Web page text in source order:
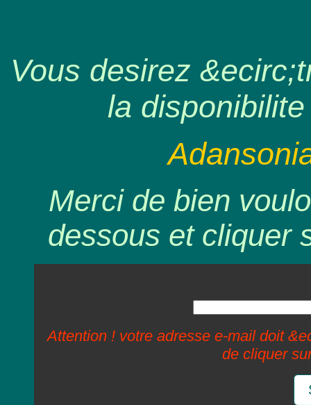
Vous desirez
la
Merci de bien
dessous et cliquer
Attention ! votre adresse e-mail doit
de cliquer